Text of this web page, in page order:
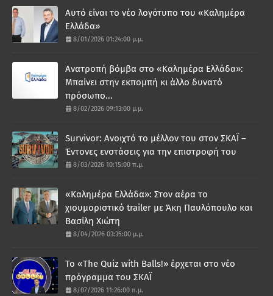
Αυτό είναι το νέο λογότυπο του «Καλημέρα
Ελλάδα»
8/01/2026 01:24:00 μ.μ.
Ανατροπή βόμβα στο «Καλημέρα Ελλάδα»:
Μπαίνει στην εκπομπή κι άλλο δυνατό
πρόσωπο...
8/02/2026 09:13:00 μ.μ.
Survivor: Ανοιχτό το μέλλον του στον ΣΚΑΪ –
Έντονες ενστάσεις για την επιστροφή του
8/03/2026 10:15:00 π.μ.
«Καλημέρα Ελλάδα»: Στον αέρα το
χιουμοριστικό trailer με Άκη Παυλόπουλο και
Βασίλη Χιώτη
8/04/2026 03:35:00 μ.μ.
Το «The Quiz with Balls!» έρχεται στο νέο
πρόγραμμα του ΣΚΑΪ
8/07/2026 11:26:00 π.μ.